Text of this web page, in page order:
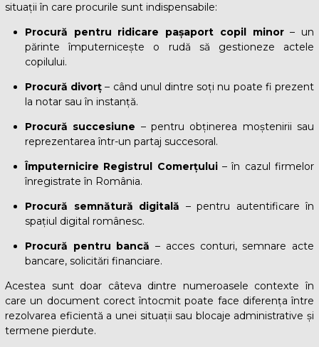
situații în care procurile sunt indispensabile:
Procură pentru ridicare pașaport copil minor– un
părinte împuternicește o rudă să gestioneze actele
copilului.
Procură divorț – când unul dintre soți nu poate fi prezent
la notar sau în instanță.
Procură succesiune – pentru obținerea moștenirii sau
reprezentarea într-un partaj succesoral.
Împuternicire Registrul Comerțului– în cazul firmelor
înregistrate în România.
Procură semnătură digitală – pentru autentificare în
spațiul digital românesc.
Procură pentru bancă – acces conturi, semnare acte
bancare, solicitări financiare.
Acestea sunt doar câteva dintre numeroasele contexte în
care un document corect întocmit poate face diferența între
rezolvarea eficientă a unei situații sau blocaje administrative și
termene pierdute.